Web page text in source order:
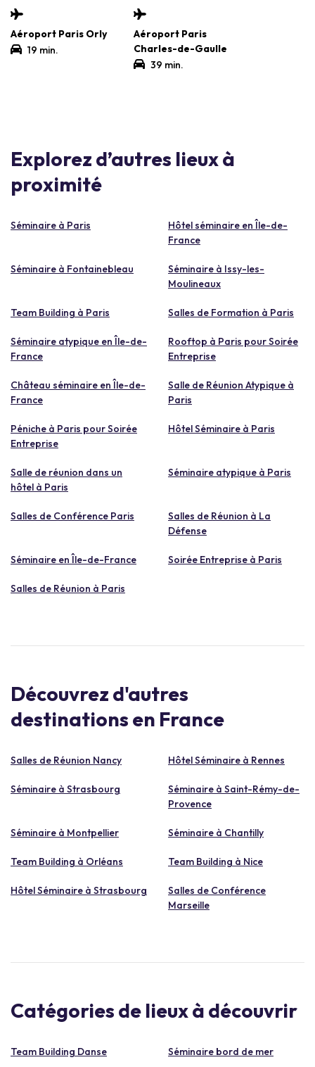
Aéroport Paris Orly
19 min.
Aéroport Paris
Charles-de-Gaulle
39 min.
Explorez d’autres lieux à
proximité
Séminaire à Paris
Hôtel séminaire en Île-de-
France
Séminaire à Fontainebleau
Séminaire à Issy-les-
Moulineaux
Team Building à Paris Salles de Formation à Paris
Séminaire atypique en Île-de-
France
Rooftop à Paris pour Soirée
Entreprise
Château séminaire en Île-de-
France
Salle de Réunion Atypique à
Paris
Péniche à Paris pour Soirée
Entreprise
Hôtel Séminaire à Paris
Salle de réunion dans un
hôtel à Paris
Séminaire atypique à Paris
Salles de Conférence Paris
Salles de Réunion à La
Défense
Séminaire en Île-de-France Soirée Entreprise à Paris
Salles de Réunion à Paris
Découvrez d'autres
destinations en France
Salles de Réunion Nancy Hôtel Séminaire à Rennes
Séminaire à Strasbourg
Séminaire à Saint-Rémy-de-
Provence
Séminaire à Montpellier Séminaire à Chantilly
Team Building à Orléans Team Building à Nice
Hôtel Séminaire à Strasbourg
Salles de Conférence
Marseille
Catégories de lieux à découvrir
Team Building Danse Séminaire bord de mer